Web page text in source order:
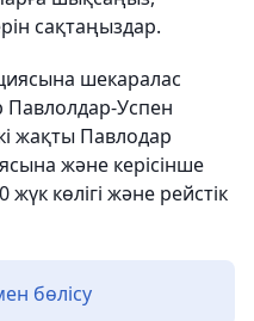
сақтаңыздар.
шекаралас
Успен
жақты Павлодар
және керісінше
көлігі және рейстік
бөлісу